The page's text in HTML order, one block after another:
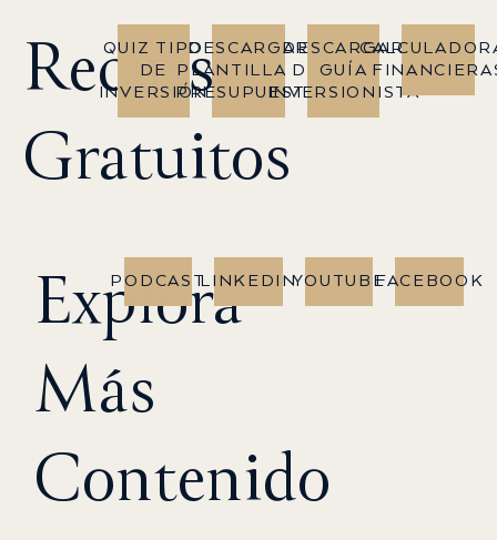
Recursos
Gratuitos
QUIZ TIPO
DE
INVERSIÓN
DESCARGAR
PLANTILLA DE
PRESUPUESTO
DESCARGAR
GUÍA
INVERSIONISTA
Explora
Más
Contenido
PODCASTLINKEDINYOUTUBEFACEBOOK